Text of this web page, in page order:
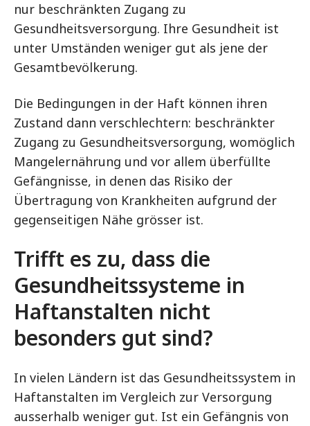
nur beschränkten Zugang zu
Gesundheitsversorgung. Ihre Gesundheit ist
unter Umständen weniger gut als jene der
Gesamtbevölkerung.
Die Bedingungen in der Haft können ihren
Zustand dann verschlechtern: beschränkter
Zugang zu Gesundheitsversorgung, womöglich
Mangelernährung und vor allem überfüllte
Gefängnisse, in denen das Risiko der
Übertragung von Krankheiten aufgrund der
gegenseitigen Nähe grösser ist.
Trifft es zu, dass die
Gesundheitssysteme in
Haftanstalten nicht
besonders gut sind?
In vielen Ländern ist das Gesundheitssystem in
Haftanstalten im Vergleich zur Versorgung
ausserhalb weniger gut. Ist ein Gefängnis von